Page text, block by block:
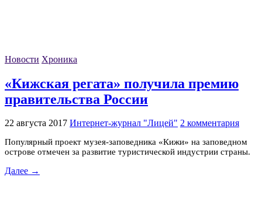
Новости Хроника
«Кижская регата» получила премию
правительства России
22 августа 2017 Интернет-журнал "Лицей" 2 комментария
Популярный проект музея-заповедника «Кижи» на заповедном
острове отмечен за развитие туристической индустрии страны.
Далее →